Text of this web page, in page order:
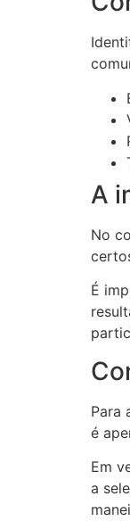
A
No
É
Para
é
Em
a